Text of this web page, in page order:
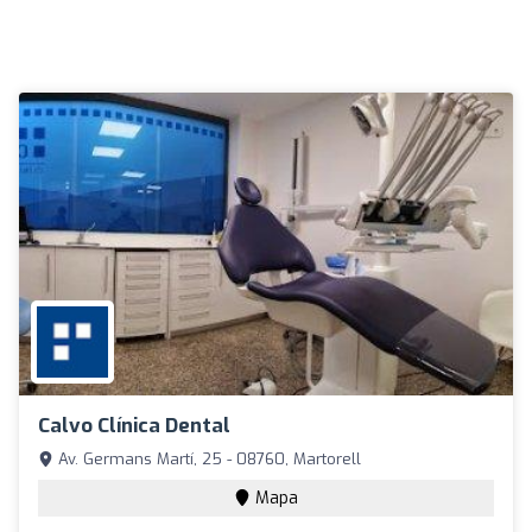
Calvo Clínica Dental
Av. Germans Martí, 25 - 08760, Martorell
Mapa